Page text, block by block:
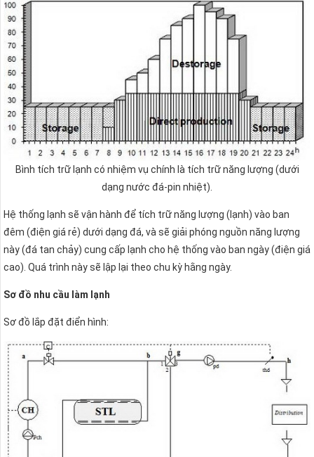
Bình tích trữ lạnh có nhiệm vụ chính là tích trữ năng lượng (dưới
dạng nước đá-pin nhiệt).
Hệ thống lạnh sẽ vận hành để tích trữ năng lượng (lạnh) vào ban
đêm (điện giá rẻ) dưới dạng đá, và sẽ giải phóng nguồn năng lượng
này (đá tan chảy) cung cấp lạnh cho hệ thống vào ban ngày (điện giá
cao). Quá trình này sẽ lập lại theo chu kỳ hằng ngày.
Sơ đồ nhu cầu làm lạnh
Sơ đồ lắp đặt điển hình: